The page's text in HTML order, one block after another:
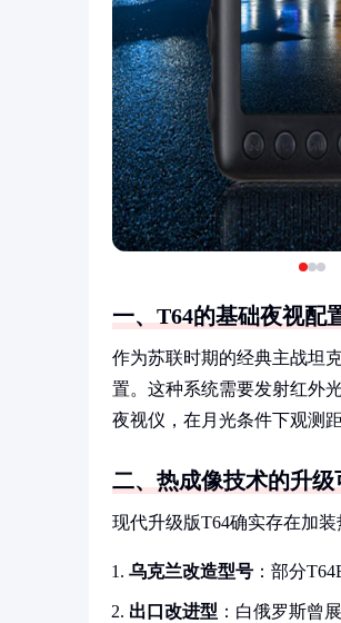
一、T64的基础夜视配
作为苏联时期的经典主战坦
置。这种系统需要发射红外
夜视仪，在月光条件下观测
二、热成像技术的升级
现代升级版T64确实存在加装
乌克兰改造型号 ：部分
出口改进型 ：白俄罗斯曾